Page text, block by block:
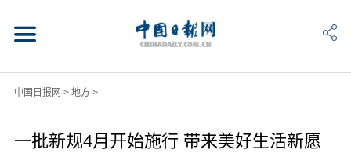
中国日报网 > 地方>
一批新规4月开始施行 带来美好生活新愿